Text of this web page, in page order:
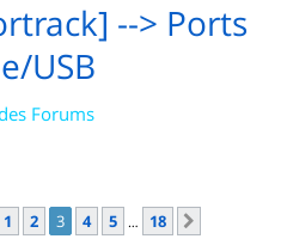
--> Ports
USB
Forums
3sur
Précédent
1 2 3 4 5 … 18